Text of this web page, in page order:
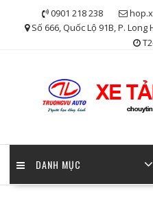
0901 218 238
Số 666, Quốc Lộ 91B, P.
DANH MỤC